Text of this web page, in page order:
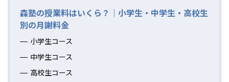
森塾の授業料はいくら？｜小学生・中学生・高校生
別の月謝料金
小学生コース
中学生コース
高校生コース